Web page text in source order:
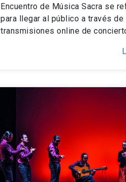
Encuentro de Música Sacra se
para llegar al público a través de
transmisiones online de